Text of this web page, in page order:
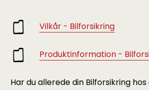
Vilkår - Bilforsikring
Produktinformation -
Har du allerede din Bilforsikring hos